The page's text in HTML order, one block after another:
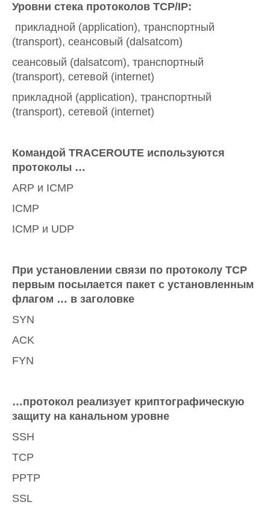
Уровни стека протоколов TCP/IP:
прикладной (application), транспортный
(transport), сеансовый (dalsatcom)
сеансовый (dalsatcom), транспортный
(transport), сетевой (internet)
прикладной (application), транспортный
(transport), сетевой (internet)
Командой TRACEROUTE используются
протоколы …
ARP и ICMP
ICMP
ICMP и UDP
При установлении связи по протоколу ТСР
первым посылается пакет с установленным
флагом … в заголовке
SYN
ACK
FYN
…протокол реализует криптографическую
защиту на канальном уровне
SSH
TCP
PPTP
SSL